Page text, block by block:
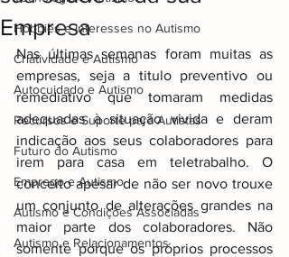
Hobbies e Interesses no Autismo
Criatividade e Autismo
Autocuidado e Autismo
Recursos e Suporte para Autistas
Futuro do Autismo
Emprego e Autismo
Autismo e Condições Associadas
Autismo e Relacionamentos
Empresa
Nas últimas semanas foram muitas as
empresas, seja a titulo preventivo ou
remediativo que tomaram medidas
adequadas à situação vivida e deram
indicação aos seus colaboradores para
irem para casa em teletrabalho. O
conceito apesar de não ser novo trouxe
um conjunto de alterações grandes na
maior parte dos colaboradores. Não
somente porque os próprios processos